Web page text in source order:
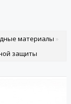
материалы »
защиты